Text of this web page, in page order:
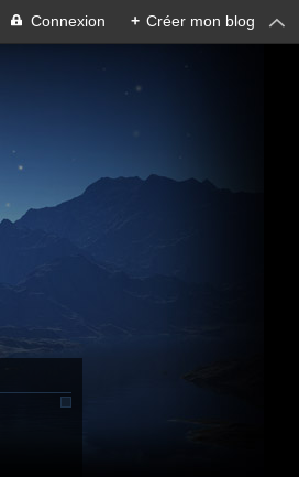
Connexion + Créer mon blog